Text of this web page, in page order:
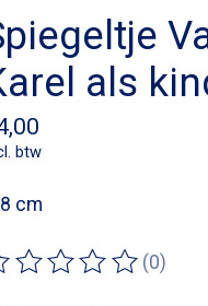
als
btw
cm
beoordeling van dit
(0)